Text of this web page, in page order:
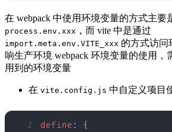
在 webpack 中使用环境变量的方式主要
process.env.xxx ，而 vite 中是通过
import.meta.env.VITE_xxx 的方式访问
响生产环境 webpack 环境变量的使用，
用到的环境变量
在 vite.config.js 中自定义项目
1 define :
{